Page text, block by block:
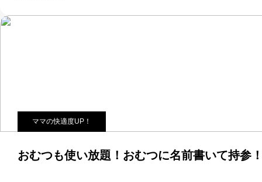
ママの快適度UP！
おむつも使い放題！おむつに名前書いて持参